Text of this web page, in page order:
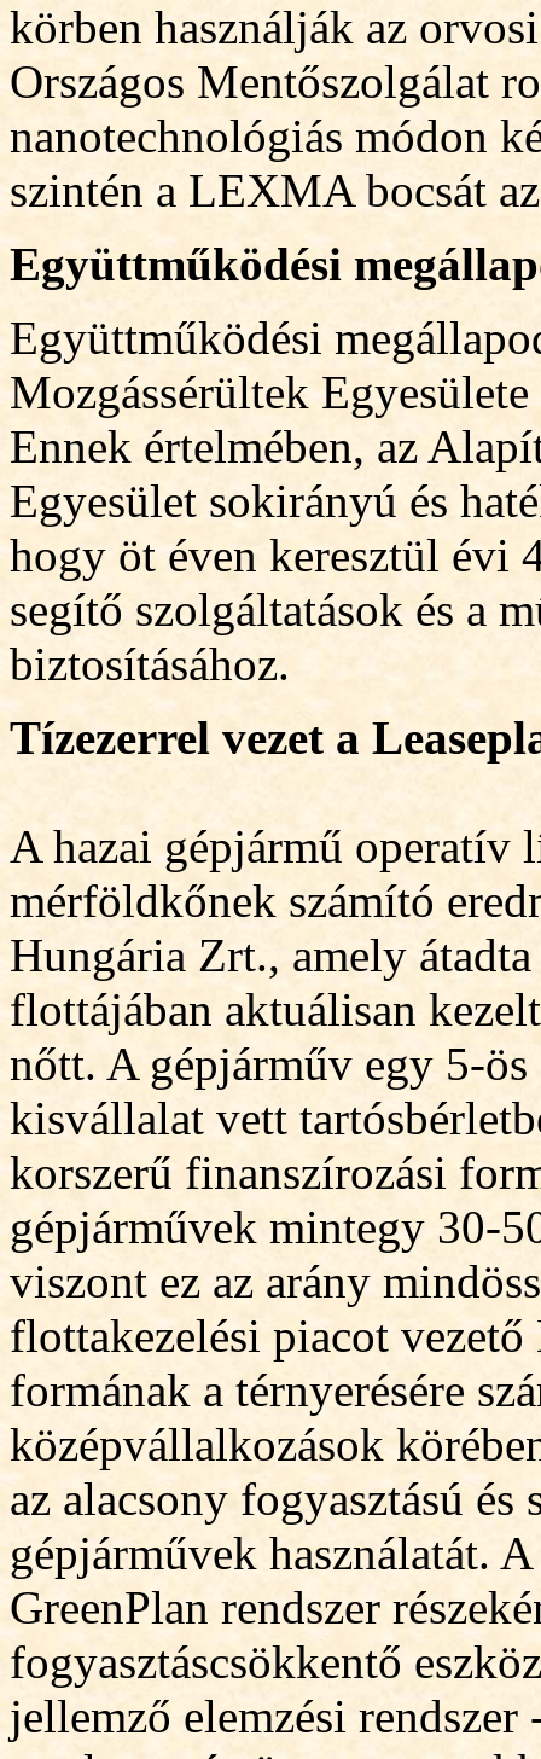
körben használják az
Országos Mentőszolgálat
nanotechnológiás módon
szintén a LEXMA bocsát
Együttműködési
Együttműködési
Mozgássérültek
Ennek értelmében, az
Egyesület sokirányú és
hogy öt éven keresztül évi
segítő szolgáltatások és a
biztosításához.
Tízezerrel vezet a
A hazai gépjármű operatív
mérföldkőnek számító
Hungária Zrt., amely
flottájában aktuálisan
nőtt. A gépjárműv egy 5-
kisvállalat vett
korszerű finanszírozási
gépjárművek mintegy 30-
viszont ez az arány
flottakezelési piacot
formának a térnyerésére
középvállalkozások
az alacsony fogyasztású
gépjárművek használatát.
GreenPlan rendszer részeké
fogyasztáscsökkentő
jellemző elemzési